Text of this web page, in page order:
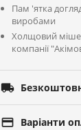
Пам 'ятка
виробами
Холщовий
компанії

 Варіанти